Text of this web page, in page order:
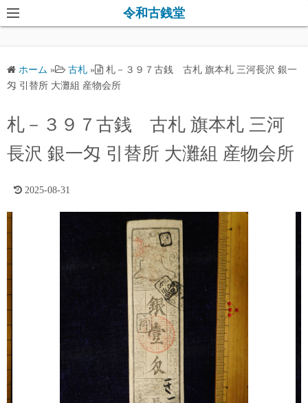
コ
ン
ツ
キ
ッ
令和古銭堂
ホーム » 古札 »
札－３９７古銭 古札 旗本札 三河長沢 銀一
匁 引替所 大灘組 産物会所
札－３９７古銭 古札 旗本札 三河
長沢 銀一匁 引替所 大灘組 産物会所
2025-08-31